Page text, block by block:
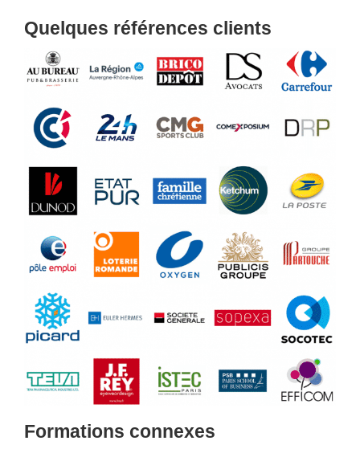
Quelques références clients
Formations connexes